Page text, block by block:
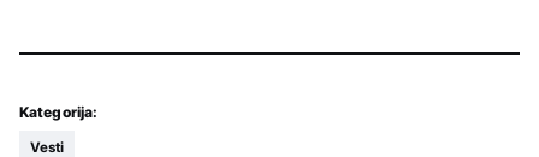
Kategorija:
Vesti